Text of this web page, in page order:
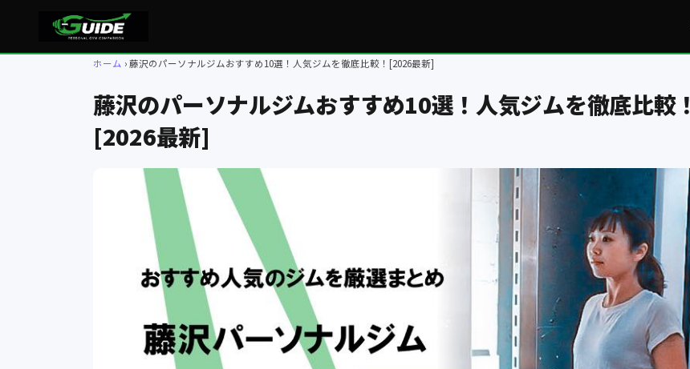
ホーム 藤沢のパーソナルジムおすすめ10選！人気ジムを徹底比較！[2026最新]
藤沢のパーソナルジムおすすめ10選！人気ジムを徹底比較！
[2026最新]